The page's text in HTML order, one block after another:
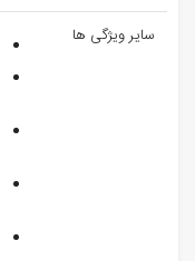
سایر ویژگی ها